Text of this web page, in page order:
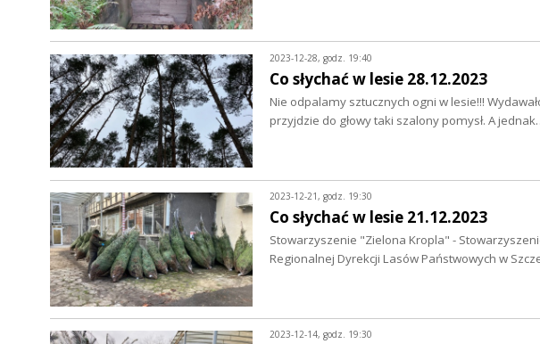
2023-12-28, godz. 19:40
Co słychać w lesie 28.12.2023
Nie odpalamy sztucznych ogni w lesie!!!
przyjdzie do głowy taki szalony pomysł. A
2023-12-21, godz. 19:30
Co słychać w lesie 21.12.2023
Stowarzyszenie "Zielona Kropla" -
Regionalnej Dyrekcji Lasów Państwowych w
2023-12-14, godz. 19:30